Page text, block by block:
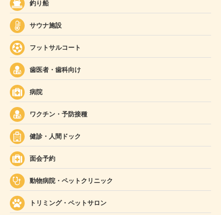
釣り船
サウナ施設
フットサルコート
歯医者・歯科向け
病院
ワクチン・予防接種
健診・人間ドック
面会予約
動物病院・ペットクリニック
トリミング・ペットサロン